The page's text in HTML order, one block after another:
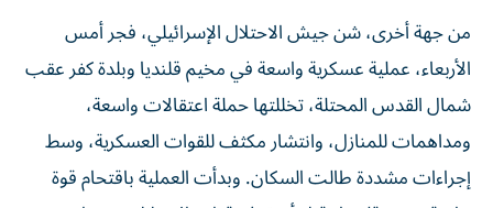
من جهة أخرى، شن جيش الاحتلال الإسرائيلي، فجر أمس
الأربعاء، عملية عسكرية واسعة في مخيم قلنديا وبلدة كفر عقب
شمال القدس المحتلة، تخللتها حملة اعتقالات واسعة،
ومداهمات للمنازل، وانتشار مكثف للقوات العسكرية، وسط
إجراءات مشددة طالت السكان. وبدأت العملية باقتحام قوة